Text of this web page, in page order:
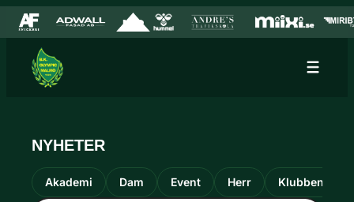
Hoppa till innehåll
Hoppa
innehåll
NYHETER
Akademi Dam Event Herr Klubben